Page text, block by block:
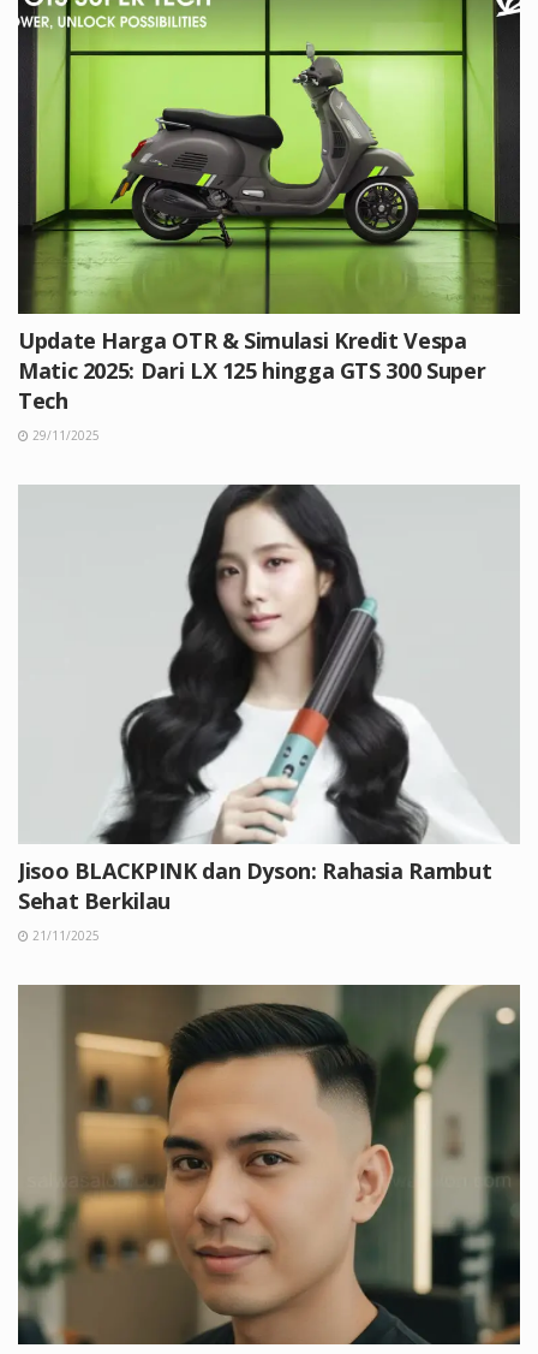
Update Harga OTR & Simulasi Kredit Vespa
Matic 2025: Dari LX 125 hingga GTS 300 Super
Tech
29/11/2025
Jisoo BLACKPINK dan Dyson: Rahasia Rambut
Sehat Berkilau
21/11/2025